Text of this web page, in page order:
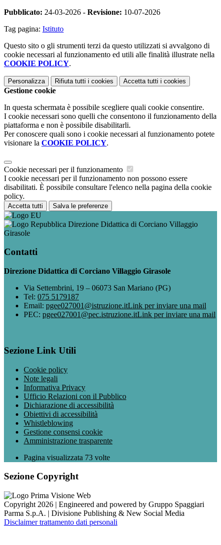
Pubblicato: 24-03-2026 - Revisione: 10-07-2026
Tag pagina: Istituto
Questo sito o gli strumenti terzi da questo utilizzati si avvalgono di
cookie necessari al funzionamento ed utili alle finalità illustrate nella
COOKIE POLICY.
Personalizza Rifiuta tutti i cookies Accetta tutti i cookies
Gestione cookie
In questa schermata è possibile scegliere quali cookie consentire.
I cookie necessari sono quelli che consentono il funzionamento della
piattaforma e non è possibile disabilitarli.
Per conoscere quali sono i cookie necessari al funzionamento potete
visionare la COOKIE POLICY.
Cookie necessari per il funzionamento
I cookie necessari per il funzionamento non possono essere
disabilitati. È possibile consultare l'elenco nella pagina della cookie
policy.
Accetta tutti Salva le preferenze
Direzione Didattica di Corciano Villaggio
Girasole
Contatti
Direzione Didattica di Corciano Villaggio Girasole
Via Settembrini, 19 – 06073 San Mariano (PG)
Tel: 075 5179187
Email: pgee027001@istruzione.itLink per inviare una mail
PEC: pgee027001@pec.istruzione.itLink per inviare una mail
Sezione Link Utili
Cookie policy
Note legali
Informativa Privacy
Ufficio Relazioni con il Pubblico
Dichiarazione di accessibilità
Obiettivi di accessibilità
Whistleblowing
Gestione consensi cookie
Amministrazione trasparente
Pagina visualizzata 73 volte
Sezione Copyright
Copyright 2026 | Engineered and powered by Gruppo Spaggiari
Parma S.p.A. | Divisione Publishing & New Social Media
Disclaimer trattamento dati personali